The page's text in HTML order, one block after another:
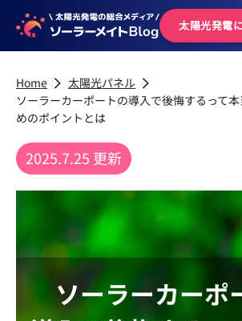
太陽光発電
Home
太陽光パネル
ソーラーカーポートの導入で後悔するって
めのポイントとは
2025.7.25 更新